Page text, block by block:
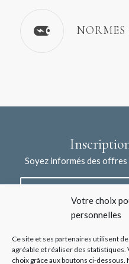
Votre choix
personnelles
Ce site et ses partenaires utilisent
agréable et réaliser des statistiques.
choix grâce aux boutons ci-
NORMES
Soyez informés des